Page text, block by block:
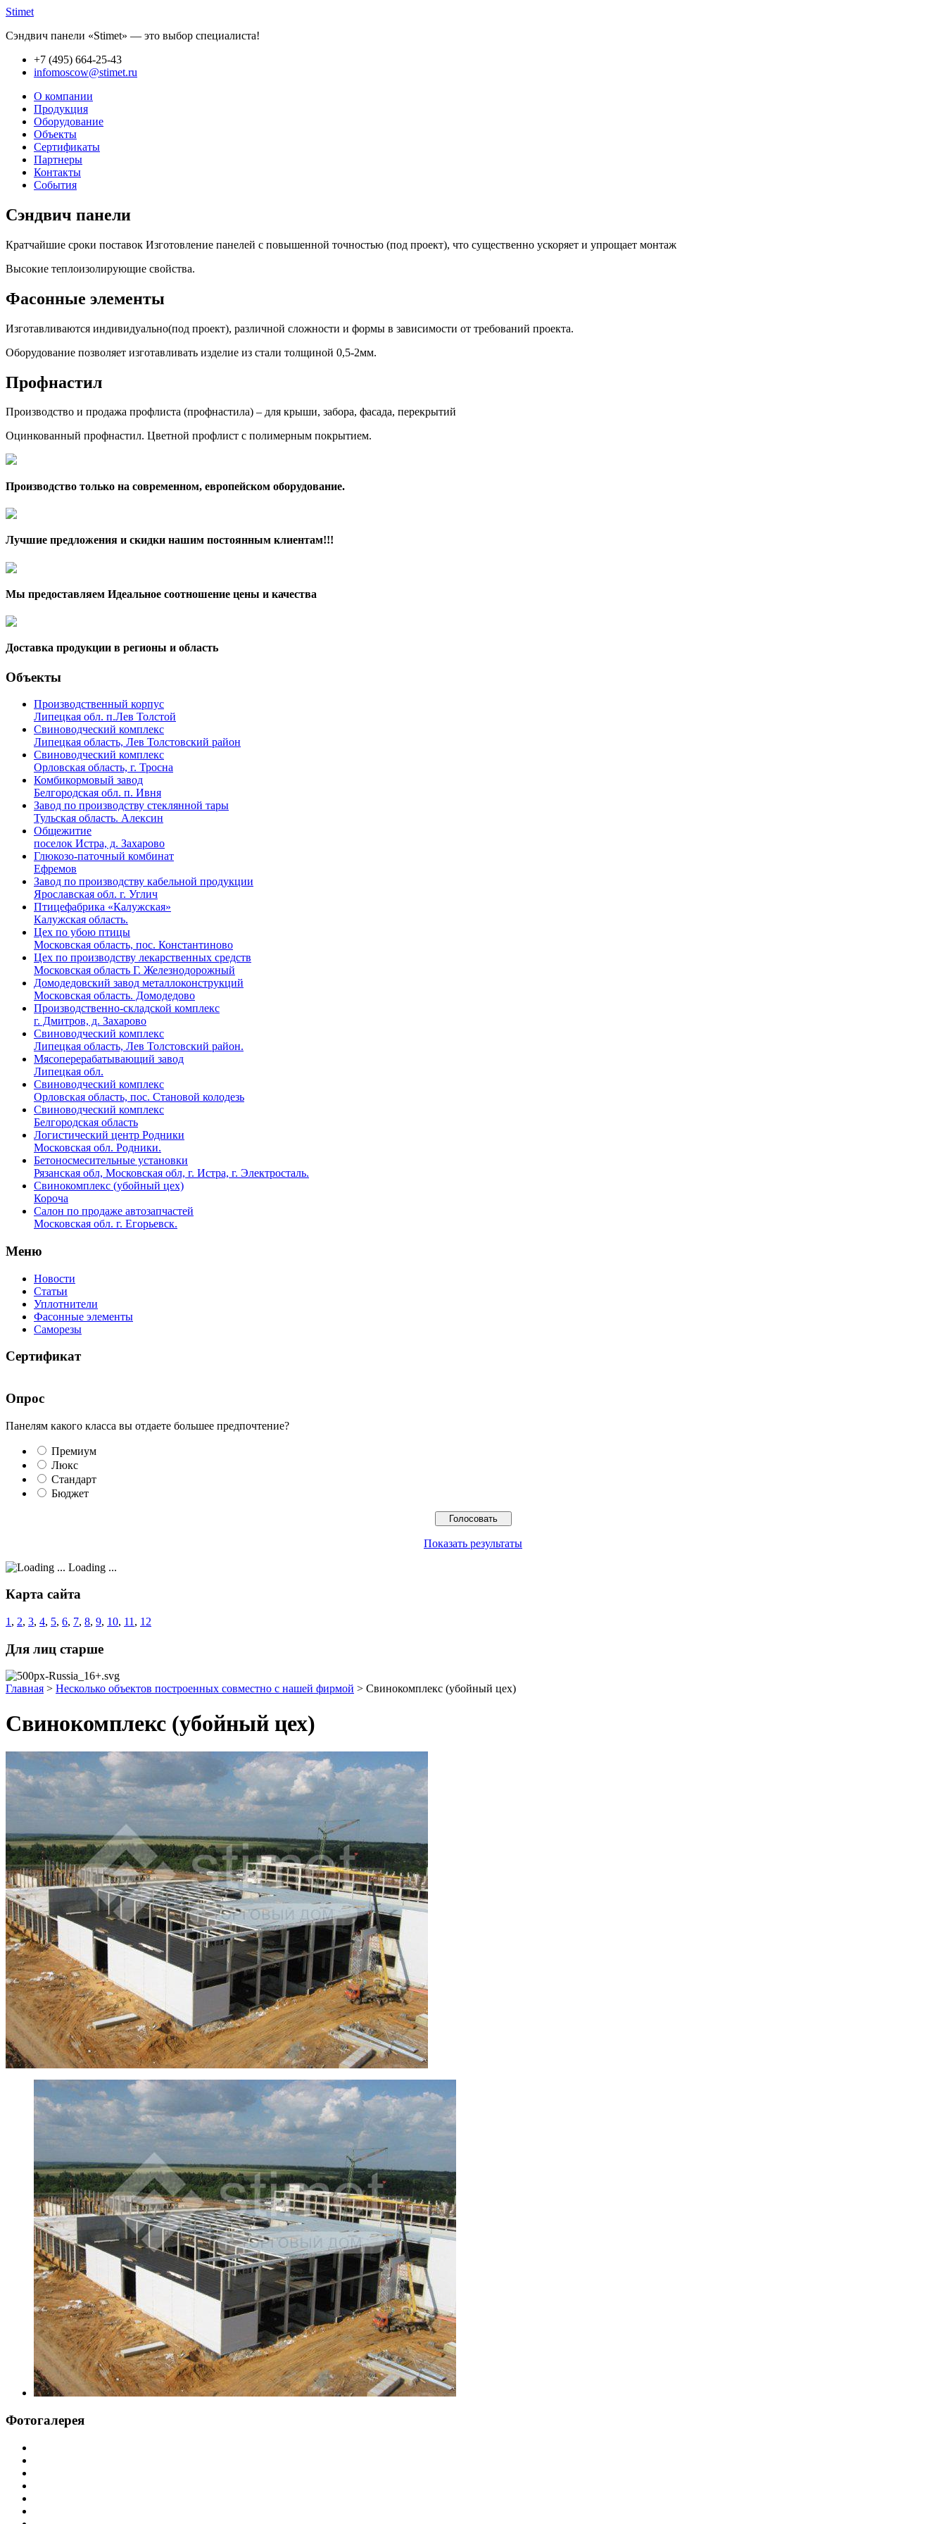
Stimet
Сэндвич панели «Stimet» — это выбор специалиста!
+7 (495) 664-25-43
infomoscow@stimet.ru
О компании
Продукция
Оборудование
Объекты
Сертификаты
Партнеры
Контакты
События
Сэндвич панели
Кратчайшие сроки поставок Изготовление панелей с повышенной точностью (под проект), что существенно ускоряет и упрощает монтаж
Высокие теплоизолирующие свойства.
Фасонные элементы
Изготавливаются индивидуально(под проект), различной сложности и формы в зависимости от требований проекта.
Оборудование позволяет изготавливать изделие из стали толщиной 0,5-2мм.
Профнастил
Производство и продажа профлиста (профнастила) – для крыши, забора, фасада, перекрытий
Оцинкованный профнастил. Цветной профлист с полимерным покрытием.
Производство только на современном, европейском оборудование.
Лучшие предложения и скидки нашим постоянным клиентам!!!
Мы предоставляем Идеальное соотношение цены и качества
Доставка продукции в регионы и область
Объекты
Производственный корпус
Липецкая обл. п.Лев Толстой
Свиноводческий комплекс
Липецкая область, Лев Толстовский район
Свиноводческий комплекс
Орловская область, г. Тросна
Комбикормовый завод
Белгородская обл. п. Ивня
Завод по производству стеклянной тары
Тульская область. Алексин
Общежитие
поселок Истра, д. Захарово
Глюкозо-паточный комбинат
Ефремов
Завод по производству кабельной продукции
Ярославская обл. г. Углич
Птицефабрика «Калужская»
Калужская область.
Цех по убою птицы
Московская область, пос. Константиново
Цех по производству лекарственных средств
Московская область Г. Железнодорожный
Домодедовский завод металлоконструкций
Московская область. Домодедово
Производственно-складской комплекс
г. Дмитров, д. Захарово
Свиноводческий комплекс
Липецкая область, Лев Толстовский район.
Мясоперерабатывающий завод
Липецкая обл.
Свиноводческий комплекс
Орловская область, пос. Становой колодезь
Свиноводческий комплекс
Белгородская область
Логистический центр Родники
Московская обл. Родники.
Бетоносмесительные установки
Рязанская обл, Московская обл, г. Истра, г. Электросталь.
Свинокомплекс (убойный цех)
Короча
Салон по продаже автозапчастей
Московская обл. г. Егорьевск.
Меню
Новости
Статьи
Уплотнители
Фасонные элементы
Саморезы
Сертификат
Опрос
Панелям какого класса вы отдаете большее предпочтение?
Премиум
Люкс
Стандарт
Бюджет
Показать результаты
Loading ...
Карта сайта
1 , 2, 3, 4, 5, 6, 7, 8, 9, 10, 11 , 12
Для лиц старше
Главная > Несколько объектов построенных совместно с нашей фирмой > Свинокомплекс (убойный цех)
Свинокомплекс (убойный цех)
Фотогалерея